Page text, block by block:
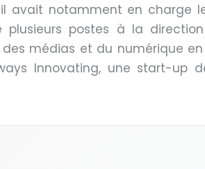
il avait notamment en charge
plusieurs postes à la
médias et du numérique
Innovating, une start-up